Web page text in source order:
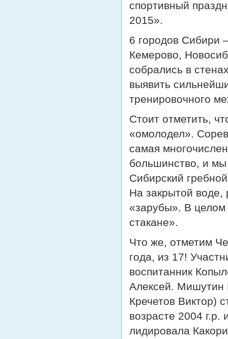
спортивный
2015».
6 городов Сибири
Кемерово,
собрались в
выявить
тренировочного
Стоит отметить,
«омолодел».
самая
большинство, и
Сибирский
На закрытой воде,
«зарубы». В целом
стакане».
Что же, отметим
года, из 17!
воспитанник
Алексей. Мишутин
Кречетов Виктор)
возрасте 2004
лидировала